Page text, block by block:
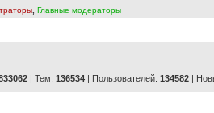
Главные модераторы
| Тем: 136534 | Пользователей: 134582 |